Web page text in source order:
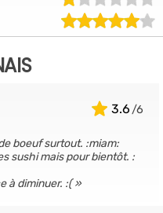
3.6
boeuf surtout. :miam:
sushi mais pour bientôt. :
à diminuer. :(